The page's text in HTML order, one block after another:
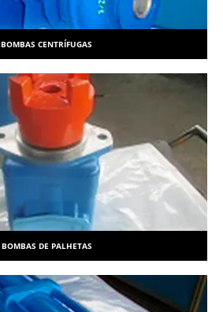
BOMBAS CENTRÍFUGAS
BOMBAS DE PALHETAS